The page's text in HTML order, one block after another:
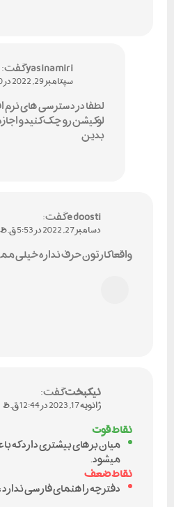
yasinamiriگفت:
سپتامبر 29, 2022 در 1:20 ب.ظ
لطفا در دسترسی های نرم
لوکیشن رو چک کنید و
بدین
e doostiگفت:
دسامبر 27, 2022 در 5:53 ق.ظ
واقعا کارتون حرف نداره خیلی
نیکبختگفت:
ژانویه 17, 2023 در 12:44 ق.ظ
نقاط قوت
میان برهای بیشتری دارد که
میشود.
نقاط ضعف
دفترچه راهنمای فارسی ندارد